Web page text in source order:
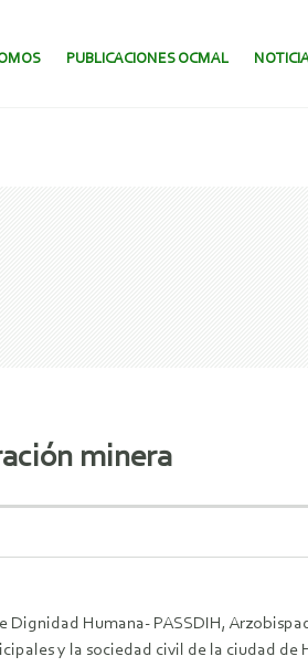
PUBLICACIONES OCMAL
minera
Humana- PASSDIH,
y la sociedad civil de la ciudad